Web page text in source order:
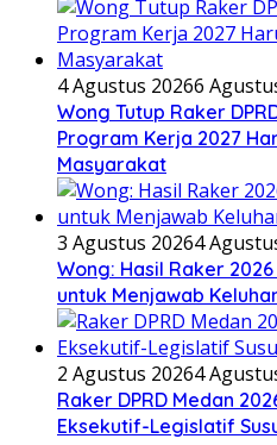
4 Agustus 20266
Wong Tutup Raker
Program Kerja 2027
Masyarakat
3 Agustus 20264
Wong: Hasil Raker
untuk Menjawab
2 Agustus 20264
Raker DPRD Medan
Eksekutif-Legislatif